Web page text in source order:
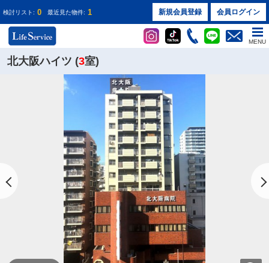
検討リスト: 0 最近見た物件: 1 新規会員登録 会員ログイン
MENU
北大阪ハイツ (3室)